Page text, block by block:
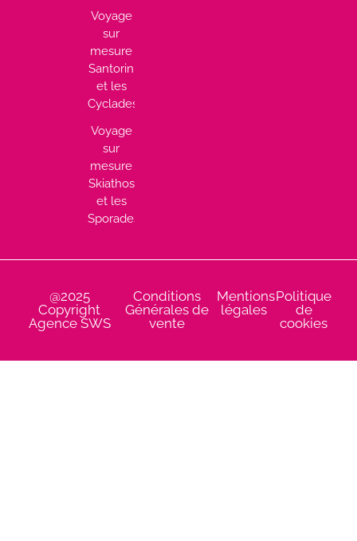
Voyage
sur
mesure
Santorin
et les
Cyclades
Voyage
sur
mesure
Skiathos
et les
Sporades
@2025
Copyright
Agence SWS
Conditions
Générales de
vente
Mentions
légales
Politique
de
cookies